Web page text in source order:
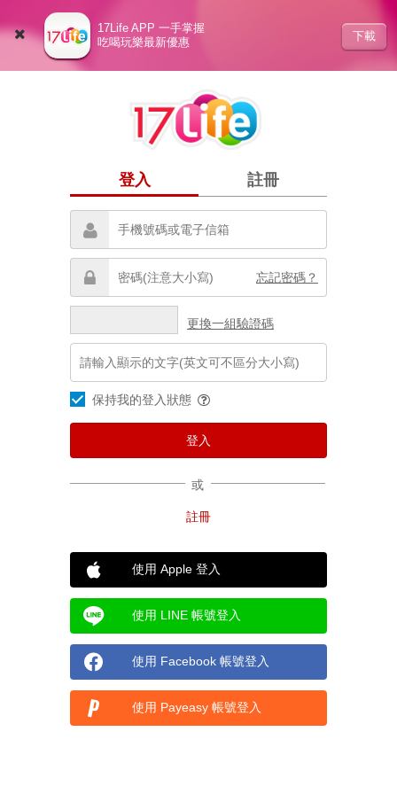
17Life APP 一手掌握
吃喝玩樂最新優惠
下載
登入 註冊
忘記密碼？
更換一組驗證碼
保持我的登入狀態
或
使用 Apple 登入
使用 LINE 帳號登入
使用 Facebook 帳號登入
使用 Payeasy 帳號登入